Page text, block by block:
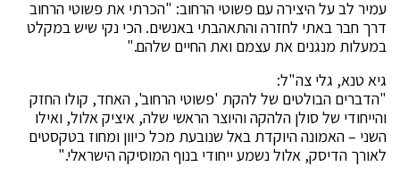
עמיר לב על היצירה עם פשוטי הרחוב: "הכרתי את פשוטי הרחוב
דרך חבר באתי לחזרה והתאהבתי באנשים. הכי נקי שיש במקלט
במעלות מנגנים את עצמם ואת החיים שלהם."
גיא טנא, גלי צה"ל:
"הדברים הבולטים של להקת 'פשוטי הרחוב', האחד, קולו החזק
והייחודי של סולן הלהקה והיוצר הראשי שלה, איציק אלול, ואילו
השני – האמונה היוקדת באל שנובעת מכל כיוון ומחוז בטקסטים
לאורך הדיסק, אלול נשמע ייחודי בנוף המוסיקה הישראלי."